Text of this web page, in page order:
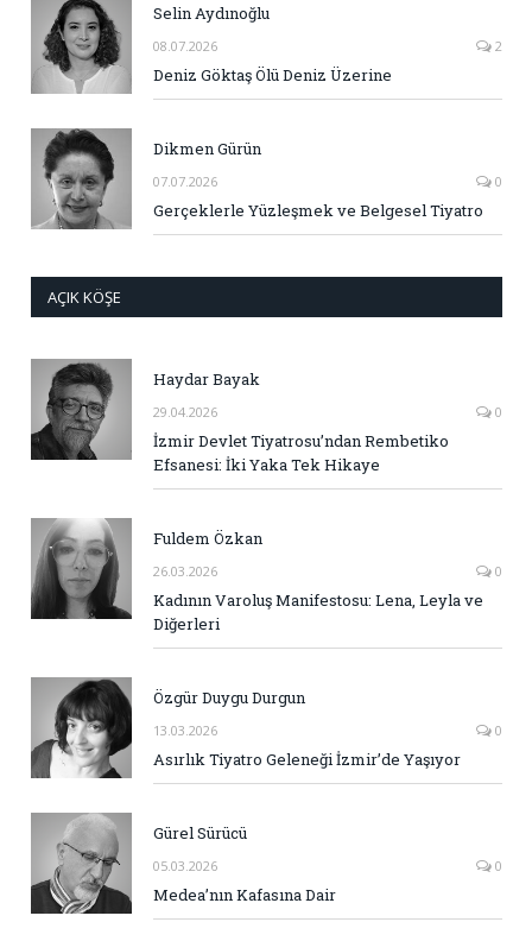
Selin Aydınoğlu
08.07.2026 2
Deniz Göktaş Ölü Deniz Üzerine
Dikmen Gürün
07.07.2026 0
Gerçeklerle Yüzleşmek ve Belgesel Tiyatro
AÇIK KÖŞE
Haydar Bayak
29.04.2026 0
İzmir Devlet Tiyatrosu’ndan Rembetiko
Efsanesi: İki Yaka Tek Hikaye
Fuldem Özkan
26.03.2026 0
Kadının Varoluş Manifestosu: Lena, Leyla ve
Diğerleri
Özgür Duygu Durgun
13.03.2026 0
Asırlık Tiyatro Geleneği İzmir’de Yaşıyor
Gürel Sürücü
05.03.2026 0
Medea’nın Kafasına Dair